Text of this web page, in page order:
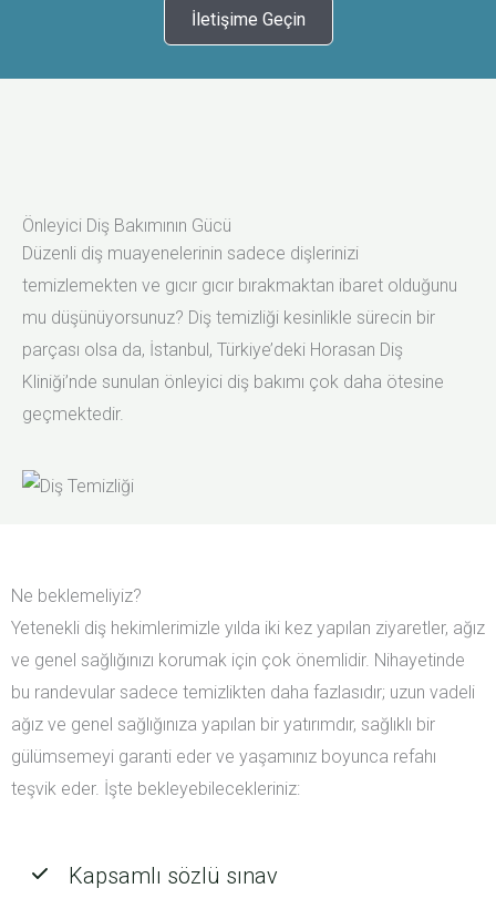
İletişime Geçin
Önleyici Diş Bakımının Gücü
Düzenli diş muayenelerinin sadece dişlerinizi
temizlemekten ve gıcır gıcır bırakmaktan ibaret olduğunu
mu düşünüyorsunuz? Diş temizliği kesinlikle sürecin bir
parçası olsa da, İstanbul, Türkiye’deki Horasan Diş
Kliniği’nde sunulan önleyici diş bakımı çok daha ötesine
geçmektedir.
Ne beklemeliyiz?
Yetenekli diş hekimlerimizle yılda iki kez yapılan ziyaretler, ağız
ve genel sağlığınızı korumak için çok önemlidir. Nihayetinde
bu randevular sadece temizlikten daha fazlasıdır; uzun vadeli
ağız ve genel sağlığınıza yapılan bir yatırımdır, sağlıklı bir
gülümsemeyi garanti eder ve yaşamınız boyunca refahı
teşvik eder. İşte bekleyebilecekleriniz:
Kapsamlı sözlü sınav